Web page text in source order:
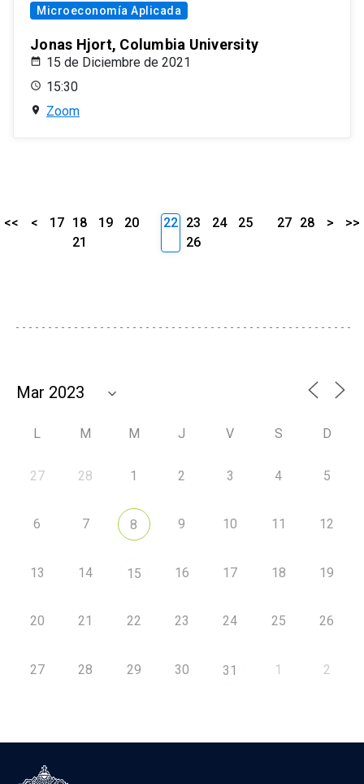
Microeconomía Aplicada
Jonas Hjort, Columbia University
15 de Diciembre de 2021
15:30
Zoom
<< < 17 18 19
20
21
22 23 24
25
26
27 28 > >>
L M M J V S D
27 28 1 2 3 4 5
6 7 8 9 10 11 12
13 14 15 16 17 18 19
20 21 22 23 24 25 26
27 28 29 30 31 1 2